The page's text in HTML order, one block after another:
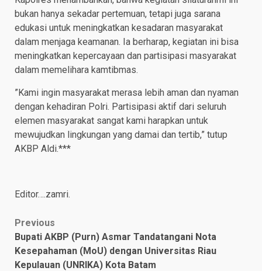
bukan hanya sekadar pertemuan, tetapi juga sarana
edukasi untuk meningkatkan kesadaran masyarakat
dalam menjaga keamanan. Ia berharap, kegiatan ini bisa
meningkatkan kepercayaan dan partisipasi masyarakat
dalam memelihara kamtibmas.
​”Kami ingin masyarakat merasa lebih aman dan nyaman
dengan kehadiran Polri. Partisipasi aktif dari seluruh
elemen masyarakat sangat kami harapkan untuk
mewujudkan lingkungan yang damai dan tertib,” tutup
AKBP Aldi.***
Editor….zamri.
Post
navigation
Previous
Bupati AKBP (Purn) Asmar Tandatangani Nota
Kesepahaman (MoU) dengan Universitas Riau
Kepulauan (UNRIKA) Kota Batam